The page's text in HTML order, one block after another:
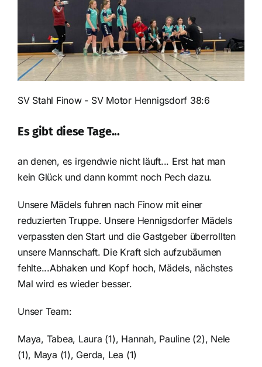
SV Stahl Finow - SV Motor Hennigsdorf 38:6
Es gibt diese Tage...
an denen, es irgendwie nicht läuft... Erst hat man
kein Glück und dann kommt noch Pech dazu.
Unsere Mädels fuhren nach Finow mit einer
reduzierten Truppe. Unsere Hennigsdorfer Mädels
verpassten den Start und die Gastgeber überrollten
unsere Mannschaft. Die Kraft sich aufzubäumen
fehlte...Abhaken und Kopf hoch, Mädels, nächstes
Mal wird es wieder besser.
Unser Team:
Maya, Tabea, Laura (1), Hannah, Pauline (2), Nele
(1), Maya (1), Gerda, Lea (1)